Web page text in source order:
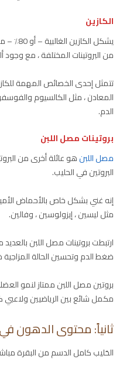
الكازين
يشكل
من البروتينات المختلفة ، مع وجود
تتمثل إحدى الخصائص المهمة
المعادن ، مثل الكالسيوم
الدم.
بروتينات مصل اللبن
مصل اللبن
البروتين في الحليب.
مثل ليسين ، إيزولوسين ، وفالين.
ارتبطت بروتينات مصل اللبن
ضغط الدم وتحسين الحالة المزاجية
بروتين مصل اللبن ممتاز لنمو
مكمل شائع بين الرياضيين ولاعبي
ثانياً: محتوى الدهون
الحَليب كامل الدسم من البقرة مباشرة